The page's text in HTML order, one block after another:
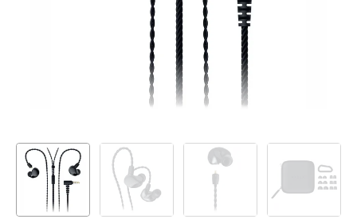
Spēļu konsoles
Soundbars
Akustiskās sistēmas
Austiņas